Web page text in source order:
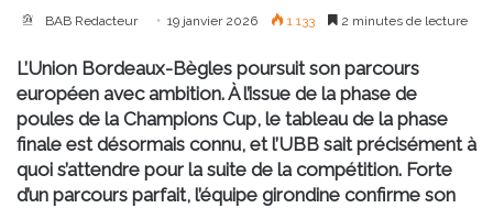
BAB Redacteur 19 janvier 2026 1 133 2 minutes de lecture
L’Union Bordeaux-Bègles poursuit son parcours
européen avec ambition. À l’issue de la phase de
poules de la Champions Cup, le tableau de la phase
finale est désormais connu, et l’UBB sait précisément à
quoi s’attendre pour la suite de la compétition. Forte
d’un parcours parfait, l’équipe girondine confirme son